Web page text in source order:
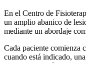
En el Centro de
un amplio abanico de
mediante un abordaje
Cada paciente comienza
cuando está indicado,